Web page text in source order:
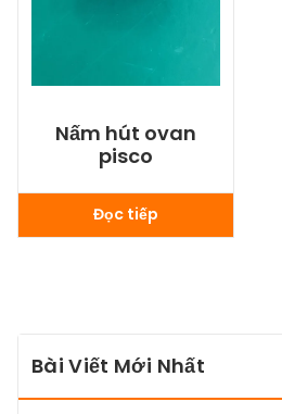
Nấm hút ovan
pisco
Đọc tiếp
Bài Viết Mới Nhất